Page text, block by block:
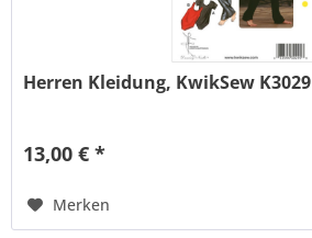
Herren Kleidung, KwikSew K3029
13,00 € *
Merken